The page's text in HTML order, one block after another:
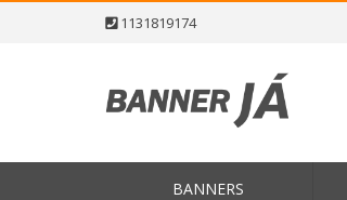
1131819174
BANNERS